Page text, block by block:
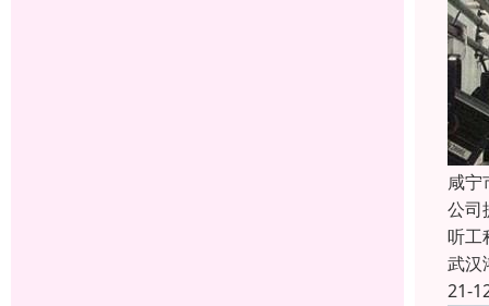
咸宁
公司
听工
武汉
21-